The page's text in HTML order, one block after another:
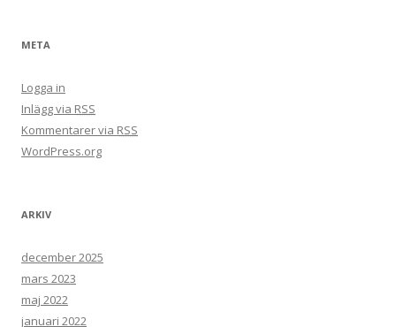
META
Logga in
Inlägg via RSS
Kommentarer via RSS
WordPress.org
ARKIV
december 2025
mars 2023
maj 2022
januari 2022